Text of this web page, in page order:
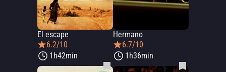
El escape
6.2/10
1h42min
Hermano
6.7/10
1h36min